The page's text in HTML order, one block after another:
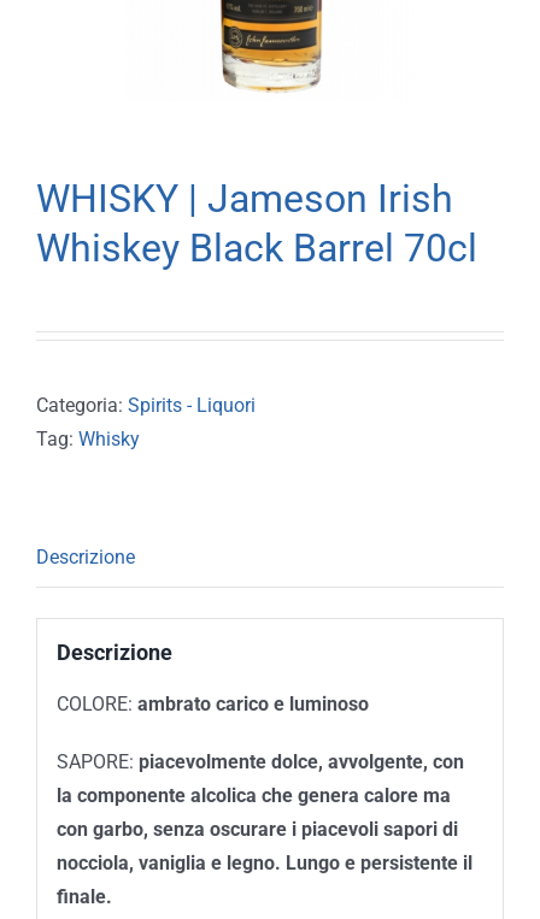
WHISKY | Jameson Irish
Whiskey Black Barrel 70cl
Categoria: Spirits - Liquori
Tag: Whisky
Descrizione
Descrizione
COLORE: ambrato carico e luminoso
SAPORE: piacevolmente dolce, avvolgente, con
la componente alcolica che genera calore ma
con garbo, senza oscurare i piacevoli sapori di
nocciola, vaniglia e legno. Lungo e persistente il
finale.